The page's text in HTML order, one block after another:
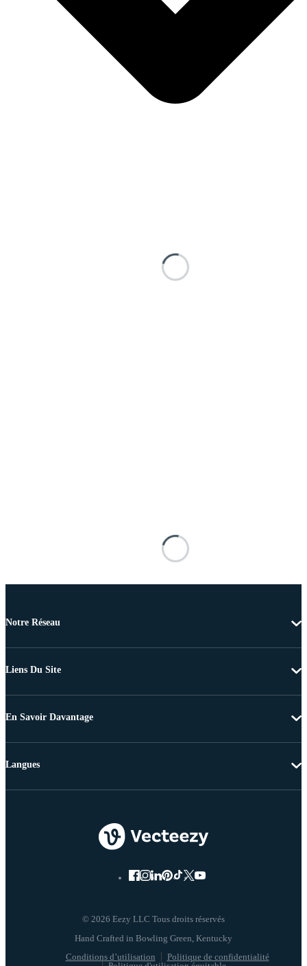
Notre Réseau
Liens Du Site
En Savoir Davantage
© 2026 Eezy LLC Tous droits réservés
Conditions d’utilisation
Politique de confidentialité
Langues